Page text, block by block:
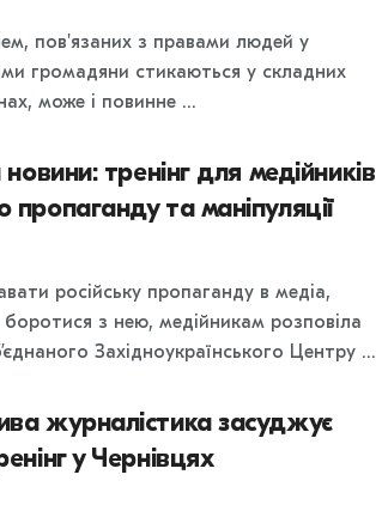
пов'язаних з правами людей у
громадяни стикаються у складних
може і повинне ...
тренінг для медійників
та маніпуляції
російську пропаганду в медіа,
з нею, медійникам розповіла
Західноукраїнського Центру ...
журналістика засуджує
у Чернівцях